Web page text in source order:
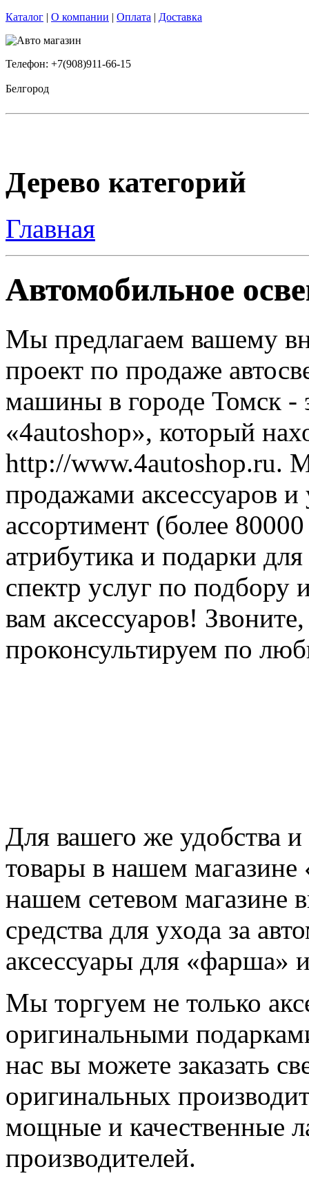
Каталог | О компании | Оплата | Доставка
Телефон: +7(908)911-66-15
Белгород
Дерево категорий
Главная
Автомобильное
Мы предлагаем вашему
проект по продаже
машины в городе Томск -
«4autoshop», который
http://www.4autoshop.ru.
продажами аксессуаров
ассортимент (более
атрибутика и подарки
спектр услуг по
вам аксессуаров!
проконсультируем по
Для вашего же удобства
товары в нашем магазине
нашем сетевом магазине
средства для ухода за
аксессуары для «фарша»
Мы торгуем не только
оригинальными
нас вы можете заказать
оригинальных
мощные и качественные
производителей.